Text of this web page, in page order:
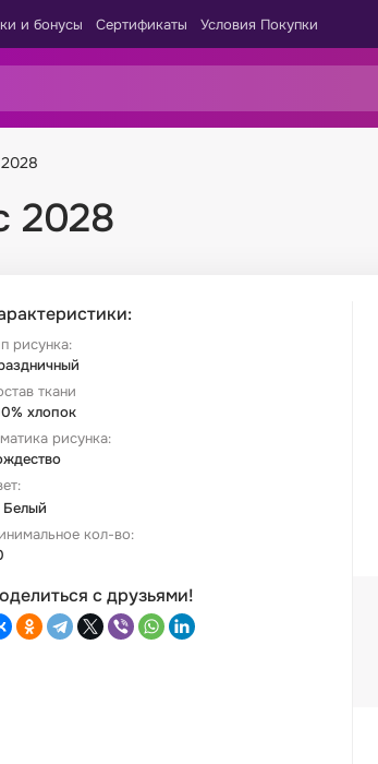
и бонусы Сертификаты Условия Покупки
2028
рисунка:
ткани
хлопок
рисунка:
Белый
кол-во:
с друзьями!